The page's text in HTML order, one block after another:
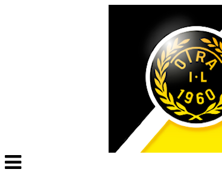
Veksle
navigasjon